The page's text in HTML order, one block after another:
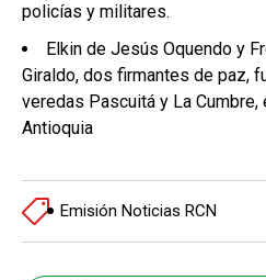
policías y militares.
Elkin de Jesús Oquendo y
Giraldo, dos firmantes de paz,
veredas Pascuitá y La Cumbre,
Antioquia
Emisión Noticias RCN